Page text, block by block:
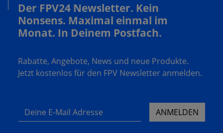
Der FPV24 Newsletter. Kein
Nonsens. Maximal einmal im
Monat. In Deinem Postfach.
Rabatte, Angebote, News und neue Produkte.
Jetzt kostenlos für den FPV Newsletter anmelden.
Deine E-Mail Adresse ANMELDEN